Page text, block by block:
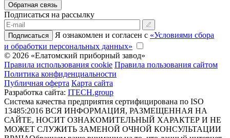
Обратная связь
Подписаться на рассылку
Подписаться Я ознакомлен и согласен с «Условиями сбора
и обработки персональных данных»
© 2026 «Елатомский приборный завод»
Правила использования cookie Правила пользования сайтом
Политика конфиденциальности
Публичная оферта Карта сайта
Разработка сайта: ITECH.group
Система качества предприятия сертифицирована по ISO
13485:2016 ВСЯ ИНФОРМАЦИЯ, РАЗМЕЩЕННАЯ НА
САЙТЕ, НОСИТ ОЗНАКОМИТЕЛЬНЫЙ ХАРАКТЕР И НЕ
МОЖЕТ СЛУЖИТЬ ЗАМЕНОЙ ОЧНОЙ КОНСУЛЬТАЦИИ